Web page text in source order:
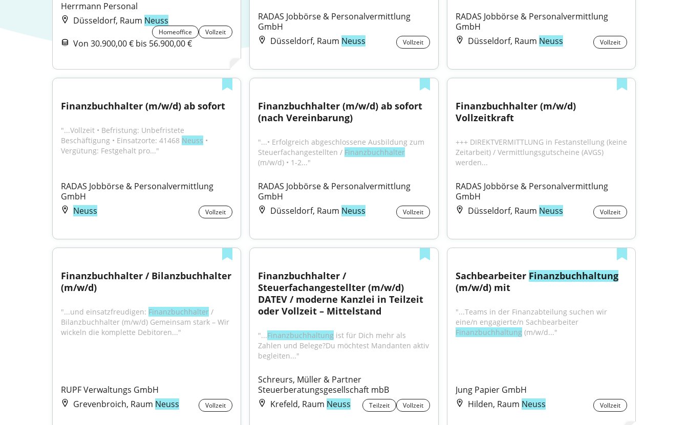
Herrmann Personal
Düsseldorf, Raum Neuss
Homeoffice Vollzeit
Von 30.900,00 € bis 56.900,00 €
RADAS Jobbörse & Personalvermittlung
GmbH
Düsseldorf, Raum Neuss Vollzeit
RADAS Jobbörse & Personalvermittlung
GmbH
Düsseldorf, Raum Neuss Vollzeit
Finanzbuchhalter (m/w/d) ab sofort
"...Vollzeit • Befristung: Unbefristete
Beschäftigung • Einsatzorte: 41468 Neuss •
Vergütung: Festgehalt pro..."
RADAS Jobbörse & Personalvermittlung
GmbH
Neuss
Vollzeit
Finanzbuchhalter (m/w/d) ab sofort
(nach Vereinbarung)
"...• Erfolgreich abgeschlossene Ausbildung zum
Steuerfachangestellten / Finanzbuchhalter
(m/w/d) • 1-2..."
RADAS Jobbörse & Personalvermittlung
GmbH
Düsseldorf, Raum Neuss Vollzeit
Finanzbuchhalter (m/w/d)
Vollzeitkraft
+++ DIREKTVERMITTLUNG in Festanstellung (keine
Zeitarbeit) / Vermittlungsgutscheine (AVGS)
werden...
RADAS Jobbörse & Personalvermittlung
GmbH
Düsseldorf, Raum Neuss Vollzeit
Finanzbuchhalter / Bilanzbuchhalter
(m/w/d)
"...und einsatzfreudigen: Finanzbuchhalter /
Bilanzbuchhalter (m/w/d) Gemeinsam stark – Wir
wickeln die komplette Debitoren..."
RUPF Verwaltungs GmbH
Grevenbroich, Raum Neuss Vollzeit
Finanzbuchhalter /
Steuerfachangestellter (m/w/d)
DATEV / moderne Kanzlei in Teilzeit
oder Vollzeit – Mittelstand
"...Finanzbuchhaltung ist für Dich mehr als
Zahlen und Belege?Du möchtest Mandanten aktiv
begleiten..."
Schreurs, Müller & Partner
Steuerberatungsgesellschaft mbB
Krefeld, Raum Neuss Teilzeit Vollzeit
Sachbearbeiter Finanzbuchhaltung
(m/w/d) mit
"...Teams in der Finanzabteilung suchen wir
eine/n engagierte/n Sachbearbeiter
Finanzbuchhaltung (m/w/d..."
Jung Papier GmbH
Hilden, Raum Neuss Vollzeit